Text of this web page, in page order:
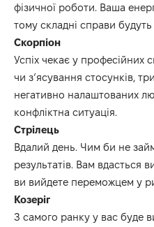
фізичної роботи. Ваша
тому складні справи будуть
Скорпіон
Успіх чекає у професійних
чи з’ясування стосунків,
негативно налаштованих
конфліктна ситуація.
Стрілець
Вдалий день. Чим би не
результатів. Вам вдасться
ви вийдете переможцем у
Козеріг
З самого ранку у вас буде